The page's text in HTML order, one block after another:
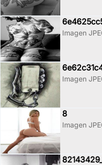
Imagen
Imagen
8
Imagen